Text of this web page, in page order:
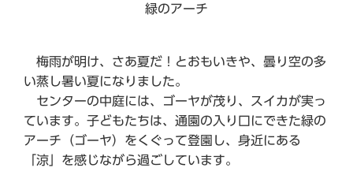
緑のアーチ
梅雨が明け、さあ夏だ！とおもいきや、曇り空の多
い蒸し暑い夏になりました。
センターの中庭には、ゴーヤが茂り、スイカが実っ
ています。子どもたちは、通園の入り口にできた緑の
アーチ（ゴーヤ）をくぐって登園し、身近にある
「涼」を感じながら過ごしています。